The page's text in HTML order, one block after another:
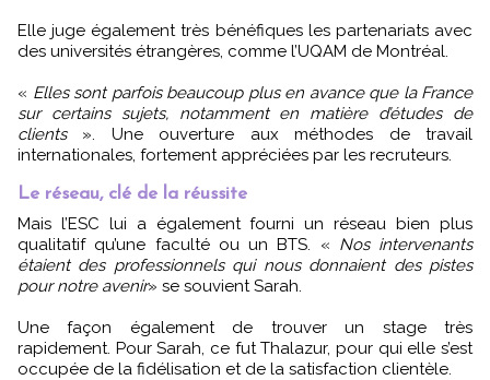
Elle juge également très bénéfiques les partenariats avec
des universités étrangères, comme l’UQAM de Montréal.
« Elles sont parfois beaucoup plus en avance que la France
sur certains sujets, notamment en matière d’études de
clients». Une ouverture aux méthodes de travail
internationales, fortement appréciées par les recruteurs.
Le réseau, clé de la réussite
Mais l’ESC lui a également fourni un réseau bien plus
qualitatif qu’une faculté ou un BTS. « Nos intervenants
étaient des professionnels qui nous donnaient des pistes
pour notre avenir» se souvient Sarah.
Une façon également de trouver un stage très
rapidement. Pour Sarah, ce fut Thalazur, pour qui elle s’est
occupée de la fidélisation et de la satisfaction clientèle.